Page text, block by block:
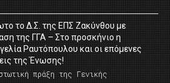
το Δ.Σ. της ΕΠΣ Ζακύνθου με
της ΓΓΑ – Στο προσκήνιο η
Ραυτόπουλου και οι επόμενες
της Ένωσης!
πράξη της Γενικής